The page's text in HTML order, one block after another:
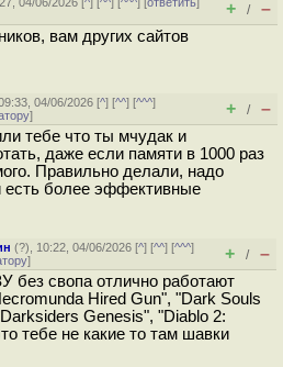
+ / –
вам других сайтов
04/06/2026 [^] [^^] [^^^]
] + / –
тебе что ты мчудак и
даже если памяти в 1000 раз
Правильно делали, надо
есть более эффективные
(?), 10:22, 04/06/2026 [^] [^^] [^^^]
] + / –
без свопа отлично работают
Hired Gun", "Dark Souls
Genesis", "Diablo 2:
тебе не какие то там шавки